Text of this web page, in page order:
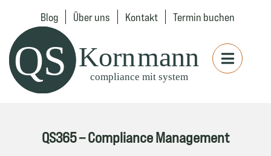
Blog Über uns Kontakt Termin buchen
QS365 – Compliance Management